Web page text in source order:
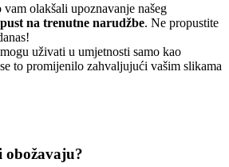
vam olakšali upoznavanje našeg
na trenutne narudžbe. Ne propustite
uživati u umjetnosti samo kao
to promijenilo zahvaljujući vašim slikama
obožavaju?